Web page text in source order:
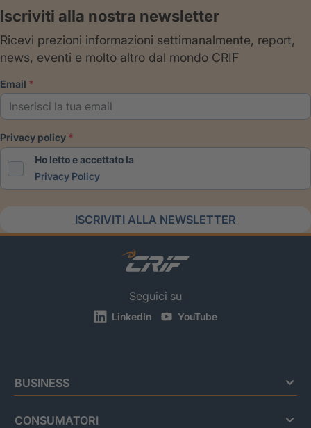
Iscriviti alla nostra newsletter
Ricevi prezioni informazioni settimanalmente, report,
news, eventi e molto altro dal mondo CRIF
email
privacy policy
Ho letto e accettato la
Privacy Policy
ISCRIVITI ALLA NEWSLETTER
Seguici su
LinkedIn YouTube
BUSINESS
CONSUMATORI